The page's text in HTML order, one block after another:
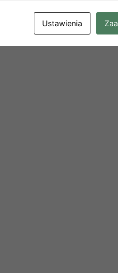
Ustawienia